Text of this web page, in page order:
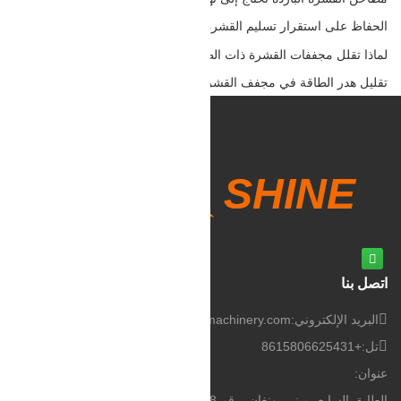
لماذا تقلل مجففات القشرة ذات الطابقين من مخاطر الترقية الأولى
تقليل هدر الطاقة في مجفف القشرة الخشبية – نصائح مجفف الخشب
اتصل بنا
البريد الإلكتروني:info@sdshinemachinery.com
تل:+8615806625431
عنوان: